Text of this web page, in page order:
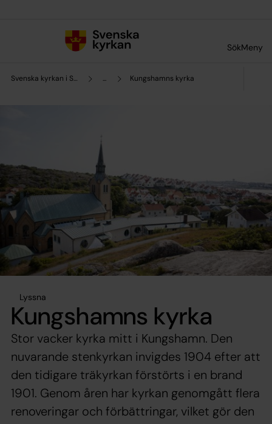
SökMeny
Svenska kyrkan i Sotenäs ... Kungshamns kyrka
Lyssna
Kungshamns kyrka
Stor vacker kyrka mitt i Kungshamn. Den
nuvarande stenkyrkan invigdes 1904 efter att
den tidigare träkyrkan förstörts i en brand
1901. Genom åren har kyrkan genomgått flera
renoveringar och förbättringar, vilket gör den